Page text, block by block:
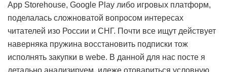
App Storehouse, Google Play либо игровых платформ,
поделалась сложноватой вопросом интересах
читателей изо России и СНГ. Почти все ищут действует
наверняка пружина восстановить подписки тож
исполнять закупки в webе. В данной для нас посте я
детально анализируем, идеже отовариться условную